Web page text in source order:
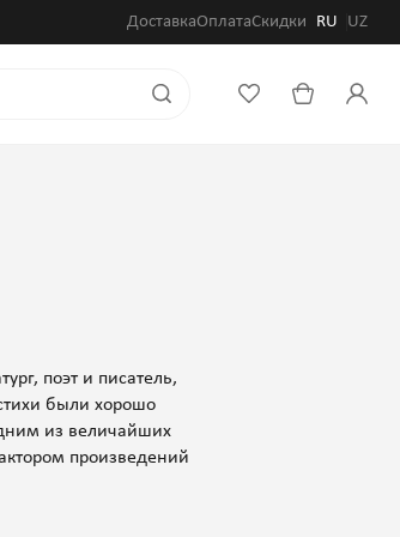
ДоставкаОплатаСкидки RU UZ
поэт и писатель,
были хорошо
из величайших
произведений